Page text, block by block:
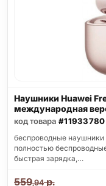
Наушники Huawei
международная
код товара #11933780
беспроводные
полностью
быстрая зарядка,…
559,94р.